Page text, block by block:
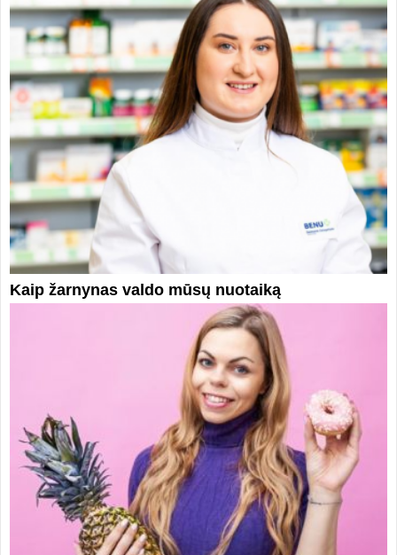
Kaip žarnynas valdo mūsų nuotaiką